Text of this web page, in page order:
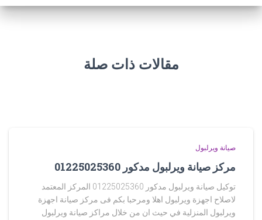
مقالات ذات صلة
صيانة ويرلبول
مركز صيانة ويرلبول مدكور 01225025360
توكيل صيانة ويرلبول مدكور 01225025360 المركز المعتمد
لاصلاح اجهزة ويرلبول اهلا ومرحبا بكم فى مركز صيانة اجهزة
ويرلبول المنزلية في حيث ان من خلال مراكز صيانة ويرلبول